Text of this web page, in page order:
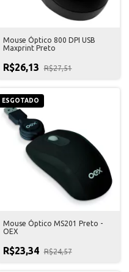
Mouse Óptico 800 DPI USB
Maxprint Preto
R$26,13 R$27,51
ESGOTADO
Mouse Óptico MS201 Preto -
OEX
R$23,34 R$24,57